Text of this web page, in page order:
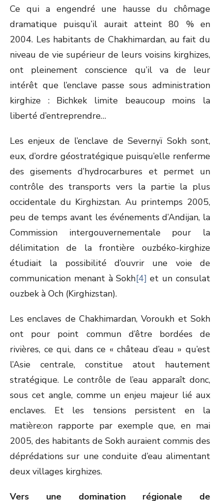
Ce qui a engendré une hausse du chômage
dramatique puisqu’il aurait atteint 80 % en
2004. Les habitants de Chakhimardan, au fait du
niveau de vie supérieur de leurs voisins kirghizes,
ont pleinement conscience qu’il va de leur
intérêt que l’enclave passe sous administration
kirghize : Bichkek limite beaucoup moins la
liberté d’entreprendre…
Les enjeux de l’enclave de Severnyï Sokh sont,
eux, d’ordre géostratégique puisqu’elle renferme
des gisements d’hydrocarbures et permet un
contrôle des transports vers la partie la plus
occidentale du Kirghizstan. Au printemps 2005,
peu de temps avant les événements d’Andijan, la
Commission intergouvernementale pour la
délimitation de la frontière ouzbéko-kirghize
étudiait la possibilité d’ouvrir une voie de
communication menant à Sokh[4] et un consulat
ouzbek à Och (Kirghizstan).
Les enclaves de Chakhimardan, Voroukh et Sokh
ont pour point commun d’être bordées de
rivières, ce qui, dans ce « château d’eau » qu’est
l’Asie centrale, constitue atout hautement
stratégique. Le contrôle de l’eau apparaît donc,
sous cet angle, comme un enjeu majeur lié aux
enclaves. Et les tensions persistent en la
matière:on rapporte par exemple que, en mai
2005, des habitants de Sokh auraient commis des
déprédations sur une conduite d’eau alimentant
deux villages kirghizes.
Vers une domination régionale de